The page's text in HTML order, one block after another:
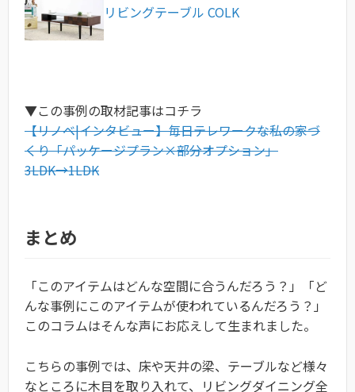
リビングテーブル COLK
▼この事例の取材記事はコチラ
【リノベ|インタビュー】毎日テレワークな私の家づ
くり「パッケージプラン×部分オプション」
3LDK→1LDK
まとめ
「このアイテムはどんな空間に合うんだろう？」「ど
んな事例にこのアイテムが使われているんだろう？」
このコラムはそんな声にお応えして生まれました。
こちらの事例では、床や天井の梁、テーブルなど様々
なところに木目を取り入れて、リビングダイニング全